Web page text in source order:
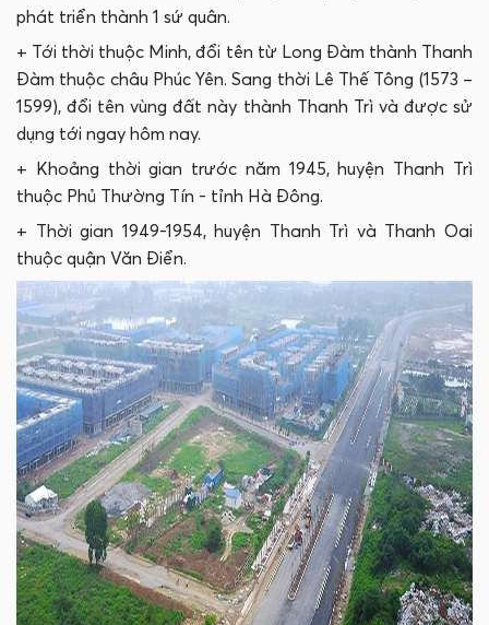
phát triển thành 1 sứ quân.
+ Tới thời thuộc Minh, đổi tên từ Long Đàm thành Thanh
Đàm thuộc châu Phúc Yên. Sang thời Lê Thế Tông (1573 –
1599), đổi tên vùng đất này thành Thanh Trì và được sử
dụng tới ngay hôm nay.
+ Khoảng thời gian trước năm 1945, huyện Thanh Trì
thuộc Phủ Thường Tín - tỉnh Hà Đông.
+ Thời gian 1949-1954, huyện Thanh Trì và Thanh Oai
thuộc quận Văn Điển.